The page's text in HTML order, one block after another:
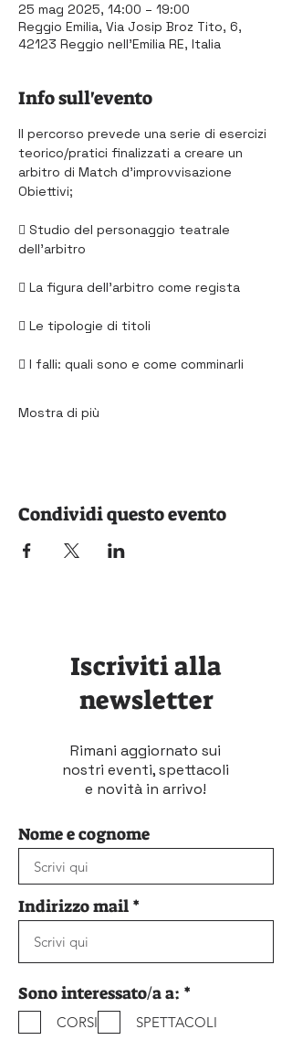
25 mag 2025, 14:00 – 19:00
Reggio Emilia, Via Josip Broz Tito, 6,
42123 Reggio nell'Emilia RE, Italia
Info sull'evento
Il percorso prevede una serie di esercizi
teorico/pratici finalizzati a creare un
arbitro di Match d’improvvisazione
Obiettivi;
 Studio del personaggio teatrale
dell’arbitro
 La figura dell’arbitro come regista
 Le tipologie di titoli
 I falli: quali sono e come comminarli
Mostra di più
Condividi questo evento
Iscriviti alla
newsletter
Rimani aggiornato sui
nostri eventi, spettacoli
e novità in arrivo!
Nome e cognome
Indirizzo mail
Sono interessato/a a: *
b
CORSI SPETTACOLI